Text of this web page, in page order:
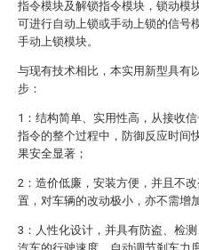
指令模块及解锁指令模块，锁动模
可进行自动上锁或手动上锁的信号
手动上锁模块。
与现有技术相比，本实用新型具有
步：
1：结构简单、实用性高，从接收
指令的整个过程中，防御反应时间
果安全显著；
2：造价低廉，安装方便，并且不
置，对车辆的改动极小，亦不需增
3：人性化设计，并具有防盗、检